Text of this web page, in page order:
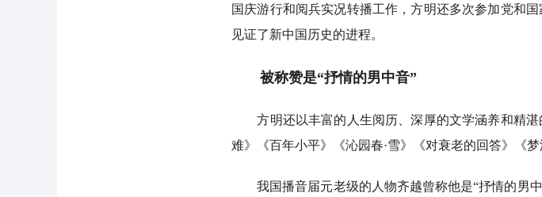
国庆游行和阅兵实况转播工作，方明还多次参加党和
见证了新中国历史的进程。
被称赞是“抒情的男中音”
方明还以丰富的人生阅历、深厚的文学涵养和精湛
难》《百年小平》《沁园春·雪》《对衰老的回答》《梦
我国播音届元老级的人物齐越曾称他是“抒情的男